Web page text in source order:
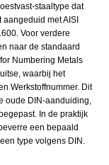
staaltype dat
met AISI
Voor verdere
naar de standaard
Numbering Metals
waarbij het
Werkstoffnummer. Dit
oude DIN-aanduiding,
In de praktijk
een bepaald
type volgens DIN.